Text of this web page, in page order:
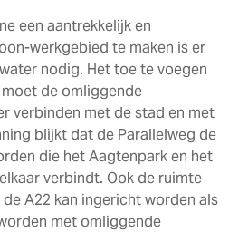
een aantrekkelijk en
werkgebied te maken is er
nodig. Het toe te voegen
de omliggende
verbinden met de stad en met
blijkt dat de Parallelweg de
die het Aagtenpark en het
verbindt. Ook de ruimte
A22 kan ingericht worden als
met omliggende